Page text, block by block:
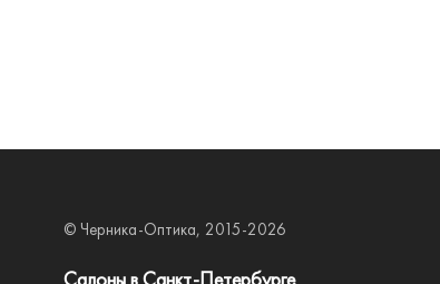
© Черника-Оптика, 2015-2026
Салоны в Санкт-Петербурге